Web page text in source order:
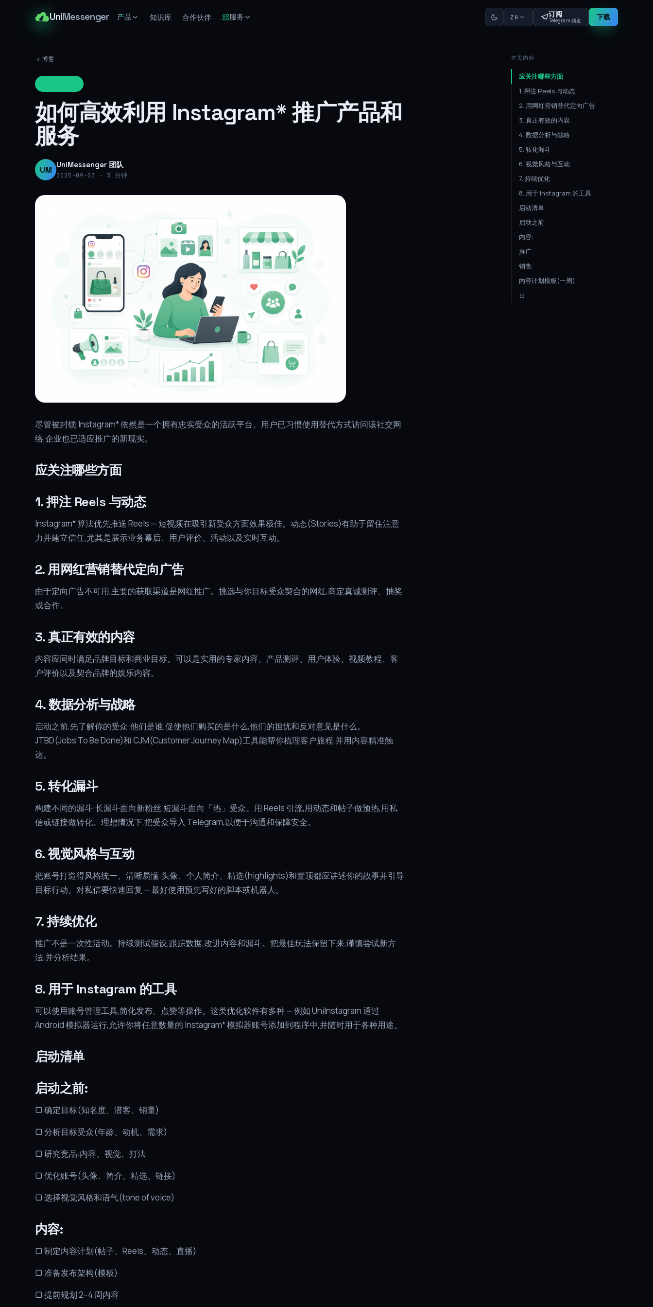
UniMessenger 产品 知识库 合作伙伴 服务 ZH 订阅
Telegram 频道 下载
博客
如何高效利用 Instagram* 推广产品和
服务
UM UniMessenger 团队
2025-09-03 · 3 分钟
尽管被封锁,Instagram* 依然是一个拥有忠实受众的活跃平台。用户已习惯使用替代方式访问该社交网
络,企业也已适应推广的新现实。
应关注哪些方面
1. 押注 Reels 与动态
Instagram* 算法优先推送 Reels — 短视频在吸引新受众方面效果极佳。动态(Stories)有助于留住注意
力并建立信任,尤其是展示业务幕后、用户评价、活动以及实时互动。
2. 用网红营销替代定向广告
由于定向广告不可用,主要的获取渠道是网红推广。挑选与你目标受众契合的网红,商定真诚测评、抽奖
或合作。
3. 真正有效的内容
内容应同时满足品牌目标和商业目标。可以是实用的专家内容、产品测评、用户体验、视频教程、客
户评价以及契合品牌的娱乐内容。
4. 数据分析与战略
启动之前,先了解你的受众:他们是谁,促使他们购买的是什么,他们的担忧和反对意见是什么。
JTBD(Jobs To Be Done)和 CJM(Customer Journey Map)工具能帮你梳理客户旅程,并用内容精准触
达。
5. 转化漏斗
构建不同的漏斗:长漏斗面向新粉丝,短漏斗面向「热」受众。用 Reels 引流,用动态和帖子做预热,用私
信或链接做转化。理想情况下,把受众导入 Telegram,以便于沟通和保障安全。
6. 视觉风格与互动
把账号打造得风格统一、清晰易懂:头像、个人简介、精选(highlights)和置顶都应讲述你的故事并引导
目标行动。对私信要快速回复 — 最好使用预先写好的脚本或机器人。
7. 持续优化
推广不是一次性活动。持续测试假设,跟踪数据,改进内容和漏斗。把最佳玩法保留下来,谨慎尝试新方
法,并分析结果。
8. 用于 Instagram 的工具
可以使用账号管理工具,简化发布、点赞等操作。这类优化软件有多种 — 例如 UniInstagram 通过
Android 模拟器运行,允许你将任意数量的 Instagram* 模拟器账号添加到程序中,并随时用于各种用途。
启动清单
启动之前:
▢ 确定目标(知名度、潜客、销量)
▢ 分析目标受众(年龄、动机、需求)
▢ 研究竞品:内容、视觉、打法
▢ 优化账号(头像、简介、精选、链接)
▢ 选择视觉风格和语气(tone of voice)
内容:
▢ 制定内容计划(帖子、Reels、动态、直播)
▢ 准备发布架构(模板)
▢ 提前规划 2–4 周内容
本页内容
应关注哪些方面
1. 押注 Reels 与动态
2. 用网红营销替代定向广告
3. 真正有效的内容
4. 数据分析与战略
5. 转化漏斗
6. 视觉风格与互动
7. 持续优化
8. 用于 Instagram 的工具
启动清单
启动之前:
内容:
推广:
销售:
内容计划模板(一周)
日